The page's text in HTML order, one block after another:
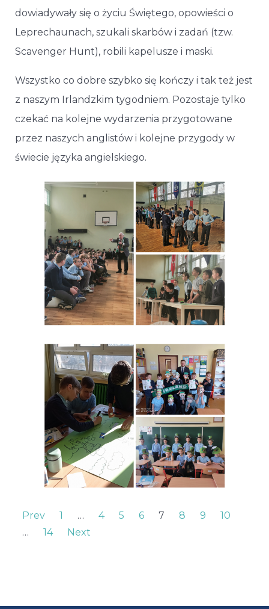
dowiadywały się o życiu Świętego, opowieści o
Leprechaunach, szukali skarbów i zadań (tzw.
Scavenger Hunt), robili kapelusze i maski.
Wszystko co dobre szybko się kończy i tak też jest
z naszym Irlandzkim tygodniem. Pozostaje tylko
czekać na kolejne wydarzenia przygotowane
przez naszych anglistów i kolejne przygody w
świecie języka angielskiego.
Prev 1 … 4 5 6 7 8 9
10
…
14 Next